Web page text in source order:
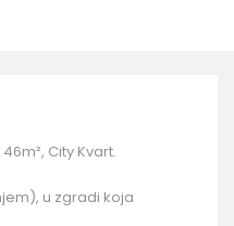
City Kvart.
u zgradi koja